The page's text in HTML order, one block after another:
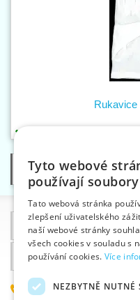
Rukavice
Kategorie
Informace
Proč si zvolit právě nás
585 051 217
Tyto webové
používají
Tato webová stránka
zlepšení uživatelského
naší webové stránky
všech cookies v souladu s
používání cookies. Více
NEZBYTNĚ NUTNÉ